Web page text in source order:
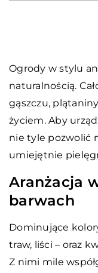
Ogrody w stylu
naturalnością.
gąszczu,
życiem. Aby
nie tyle pozwolić
umiejętnie
Aranżacja
barwach
Dominujące
traw, liści – oraz
Z nimi mile